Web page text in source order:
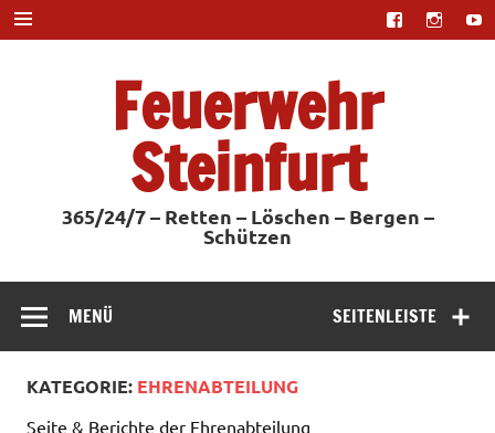
Zum
Inhalt
springen
Feuerwehr
Steinfurt
365/24/7 – Retten – Löschen – Bergen –
Schützen
SEITENLEISTE
MENÜ
KATEGORIE: EHRENABTEILUNG
Seite & Berichte der Ehrenabteilung